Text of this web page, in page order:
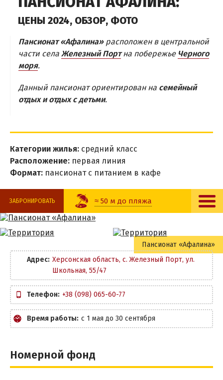
ЧАСТНЫЙ СЕКТОР
ПИТАНИЕ
НОЧНЫЕ КЛУБЫ
РАЗВЛЕЧЕНИЯ
Дельфинарий
Рыбалка
ПРИМОРСКОЕ
СКАДОВСК
ХОРЛЫ
ЭКСКУРСИИ
Алешковские пески
Зеленые хутора Таврии
Гейзер «Горячий ключ»
Остров Джарылгач
Тендровская коса
РЕКОМЕНДАЦИИ ПО ВЫБОРУ ЖИЛЬЯ
ПРОЕЗД
Маршрутки
Из Днепра
ЦЕНЫ 2024, ОБЗОР, ФОТО
Пансионат «Афалина»расположен в центральной
части села Железный Портна побережье Черного
моря.
Данный пансионат ориентирован на семейный
отдых и отдых с детьми.
Категории жилья: средний класс
Расположение: первая линия
Формат: пансионат с питанием в кафе
ЗАБРОНИРОВАТЬ ≈ 50 м до пляжа
Wi-Fi
ЗАБРОНИРОВАТЬ
Пансионат «Афалина»
Адрес: Херсонская область, с. Железный Порт, ул.
Школьная, 55/47
Телефон: +38 (098) 065-60-77
Время работы: с 1 мая до 30 сентября
Номерной фонд